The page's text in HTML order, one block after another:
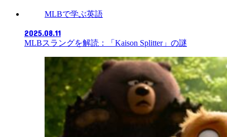
MLBで学ぶ英語
2025.08.11
MLBスラングを解読：「Kaison Splitter」の謎